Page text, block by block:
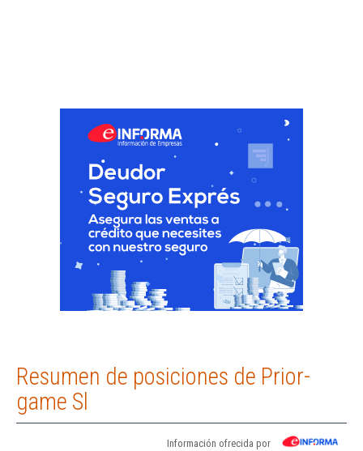
Resumen de posiciones de Prior-
game Sl
Información ofrecida por